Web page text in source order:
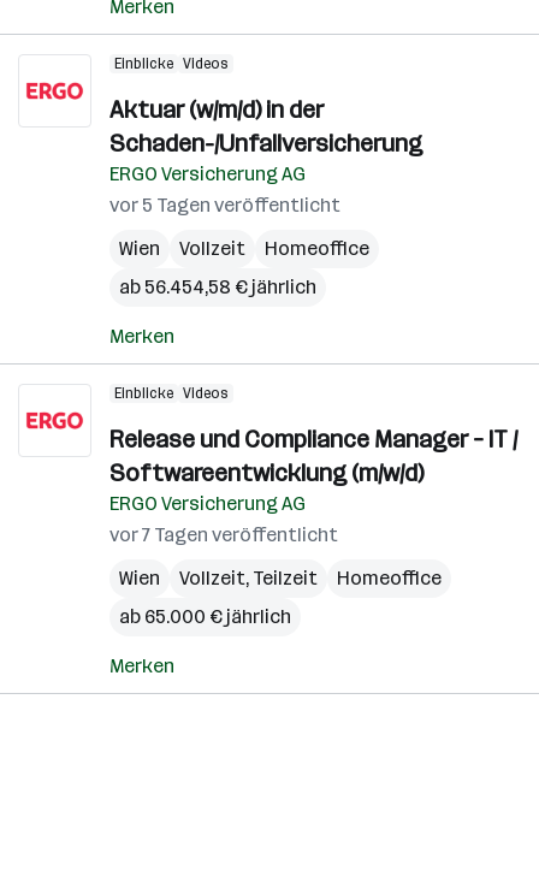
Merken
Einblicke Videos
Aktuar (w/m/d) in der
Schaden-/Unfallversicherung
ERGO Versicherung AG
vor 5 Tagen veröffentlicht
Wien
Vollzeit
Homeoffice
ab 56.454,58 € jährlich
Merken
Einblicke Videos
Release und Compliance Manager – IT /
Softwareentwicklung (m/w/d)
ERGO Versicherung AG
vor 7 Tagen veröffentlicht
Wien
Vollzeit, Teilzeit
Homeoffice
ab 65.000 € jährlich
Merken